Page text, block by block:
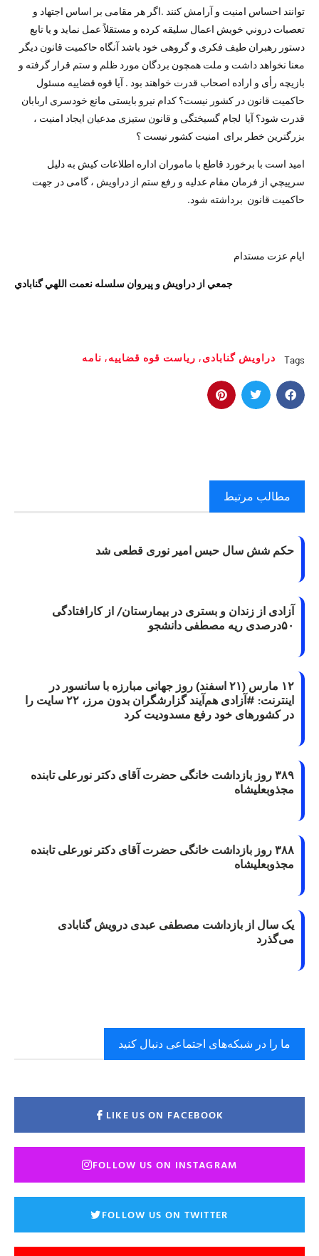
توانند احساس امنیت و آرامش کنند .اگر هر مقامی بر اساس اجتهاد و
تعصبات دروني خویش اعمال سلیقه کرده و مستقلاً عمل نماید و یا تابع
دستور رهبران طیف فکری و گروهی خود باشد آنگاه حاکمیت قانون دیگر
معنا نخواهد داشت و ملت همچون بردگان مورد ظلم و ستم قرار گرفته و
بازیچه رأی و اراده اصحاب قدرت خواهند بود . آیا قوه قضاییه مسئول
حاکمیت قانون در کشور نیست؟ کدام نیرو بایستی مانع خودسری اربابان
قدرت شود؟ آیا لجام گسیختگی و قانون ستیزی مدعیان ایجاد امنیت ،
بزرگترین خطر برای امنیت کشور نیست ؟
اميد است با برخورد قاطع با ماموران اداره اطلاعات كيش به دليل
سرپيچي از فرمان مقام عدليه و رفع ستم از دراويش ، گامی در جهت
حاکمیت قانون برداشته شود.
ايام عزت مستدام
جمعي از دراويش و پيروان سلسله نعمت اللهي گنابادي
Tags دراویش گنابادی, رياست قوه قضاييه, نامه
مطالب مرتبط
حکم شش سال حبس امیر نوری قطعی شد
آزادی از زندان و بستری در بیمارستان/ از کارافتادگی
۵۰درصدی ریه مصطفی دانشجو
۱۲ مارس (۲۱ اسفند) روز جهانی مبارزه با سانسور در
اینترنت: #آزادی هم‌آیند گزارشگران‌ بدون مرز، ۲۲ سایت را
در کشورهای خود رفع مسدودیت کرد
۳۸۹ روز بازداشت خانگی حضرت آقای دکتر نورعلی تابنده
مجذوبعلیشاه
۳۸۸ روز بازداشت خانگی حضرت آقای دکتر نورعلی تابنده
مجذوبعلیشاه
یک سال از بازداشت مصطفی عبدی درویش گنابادی
می‌گذرد
ما را در شبکه‌های اجتماعی دنبال کنید
LIKE US ON FACEBOOK
FOLLOW US ON INSTAGRAM
FOLLOW US ON TWITTER